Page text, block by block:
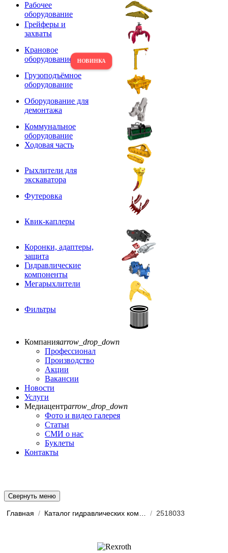
Рабочее
оборудование
Грейферы и
захваты
Крановое
оборудование
Грузоподъёмное
оборудование
Оборудование для
демонтажа
Коммунальное
оборудование
Ходовая часть
Рыхлители для
экскаватора
Футеровка
Квик-каплеры
Коронки, адаптеры,
защита
Гидравлические
компоненты
Мегарыхлители
Фильтры
Компанияarrow_drop_down
Профессионал
Производство
Акции
Вакансии
Новости
Услуги
Медиацентрarrow_drop_down
Фото и видео галерея
Статьи
СМИ о нас
Буклеты
Контакты
Свернуть меню
Главная / / 2518033